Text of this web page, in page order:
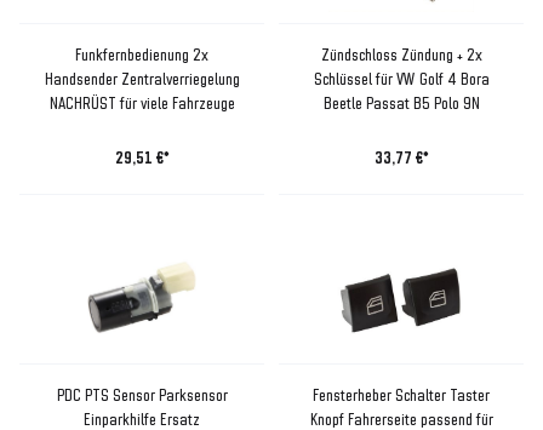
Funkfernbedienung 2x
Handsender Zentralverriegelung
NACHRÜST für viele Fahrzeuge
29,51 €*
Zündschloss Zündung + 2x
Schlüssel für VW Golf 4 Bora
Beetle Passat B5 Polo 9N
33,77 €*
PDC PTS Sensor Parksensor
Einparkhilfe Ersatz
Fensterheber Schalter Taster
Knopf Fahrerseite passend für